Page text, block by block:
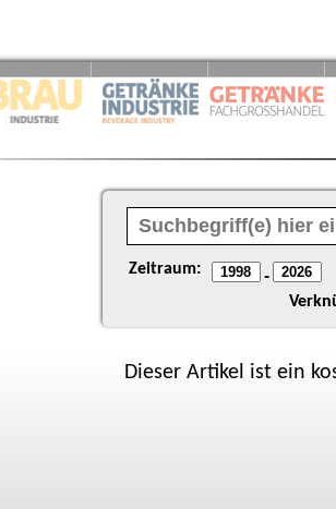
Zeitraum: -
Dieser Artikel ist ein